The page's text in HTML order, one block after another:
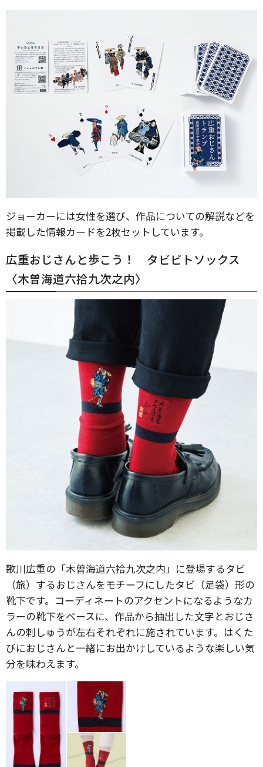
ジョーカーには女性を選び、作品についての解説などを
掲載した情報カードを2枚セットしています。
広重おじさんと歩こう！ タビビトソックス
〈木曽海道六拾九次之内〉
歌川広重の「木曽海道六拾九次之内」に登場するタビ
（旅）するおじさんをモチーフにしたタビ（足袋）形の
靴下です。コーディネートのアクセントになるようなカ
ラーの靴下をベースに、作品から抽出した文字とおじさ
んの刺しゅうが左右それぞれに施されています。はくた
びにおじさんと一緒にお出かけしているような楽しい気
分を味わえます。